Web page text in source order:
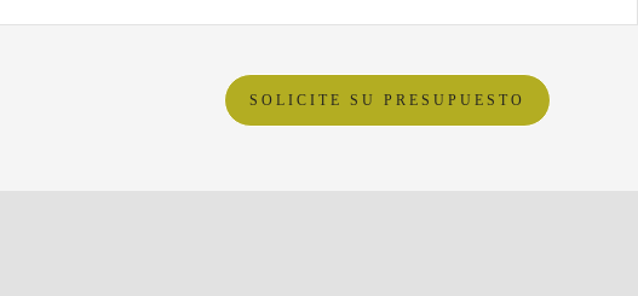
SOLICITE SU PRESUPUESTO